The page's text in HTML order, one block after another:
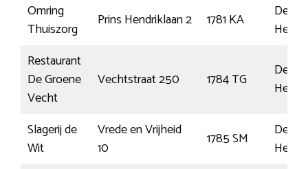
Omring
Thuiszorg
Prins Hendriklaan 2 1781 KA
Den
Helder
Restaurant
De Groene
Vecht
Vechtstraat 250 1784 TG
Den
Helder
Slagerij de
Wit
Vrede en Vrijheid
10
1785 SM
Den
Helder